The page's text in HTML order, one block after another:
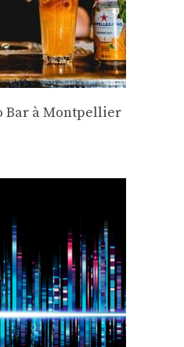
Bar à Montpellier